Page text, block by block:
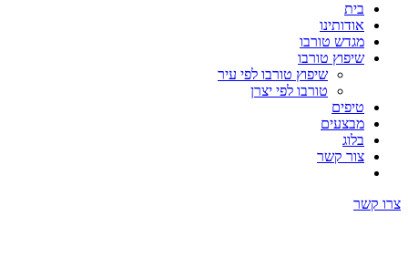
בית
אודותינו
מגדש טורבו
שיפוץ טורבו
שיפוץ טורבו לפי עיר
טורבו לפי יצרן
טיפים
מבצעים
בלוג
צור קשר
צרו קשר